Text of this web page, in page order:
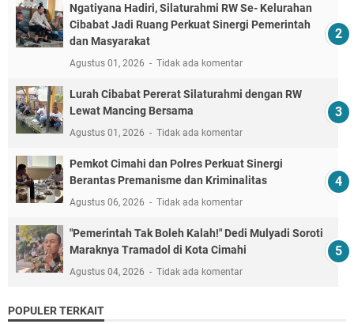
Ngatiyana Hadiri, Silaturahmi RW Se- Kelurahan
Cibabat Jadi Ruang Perkuat Sinergi Pemerintah
dan Masyarakat
Agustus 01, 2026 Tidak ada komentar
Lurah Cibabat Pererat Silaturahmi dengan RW
Lewat Mancing Bersama
Agustus 01, 2026 Tidak ada komentar
Pemkot Cimahi dan Polres Perkuat Sinergi
Berantas Premanisme dan Kriminalitas
Agustus 06, 2026 Tidak ada komentar
"Pemerintah Tak Boleh Kalah!" Dedi Mulyadi Soroti
Maraknya Tramadol di Kota Cimahi
Agustus 04, 2026 Tidak ada komentar
POPULER TERKAIT